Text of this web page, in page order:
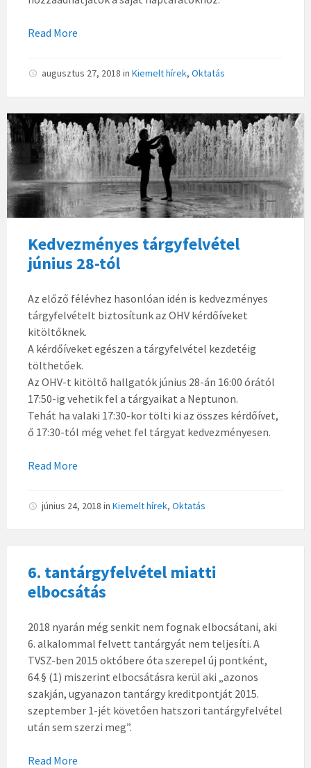
Read More
augusztus 27, 2018 in Kiemelt hírek, Oktatás
Kedvezményes tárgyfelvétel
június 28-tól
Az előző félévhez hasonlóan idén is kedvezményes
tárgyfelvételt biztosítunk az OHV kérdőíveket
kitöltőknek.
A kérdőíveket egészen a tárgyfelvétel kezdetéig
tölthetőek.
Az OHV-t kitöltő hallgatók június 28-án 16:00 órától
17:50-ig vehetik fel a tárgyaikat a Neptunon.
Tehát ha valaki 17:30-kor tölti ki az összes kérdőívet,
ő 17:30-tól még vehet fel tárgyat kedvezményesen.
Read More
június 24, 2018 in Kiemelt hírek, Oktatás
6. tantárgyfelvétel miatti
elbocsátás
2018 nyarán még senkit nem fognak elbocsátani, aki
6. alkalommal felvett tantárgyát nem teljesíti. A
TVSZ-ben 2015 októbere óta szerepel új pontként,
64.§ (1) miszerint elbocsátásra kerül aki „azonos
szakján, ugyanazon tantárgy kreditpontját 2015.
szeptember 1-jét követően hatszori tantárgyfelvétel
után sem szerzi meg”.
Read More